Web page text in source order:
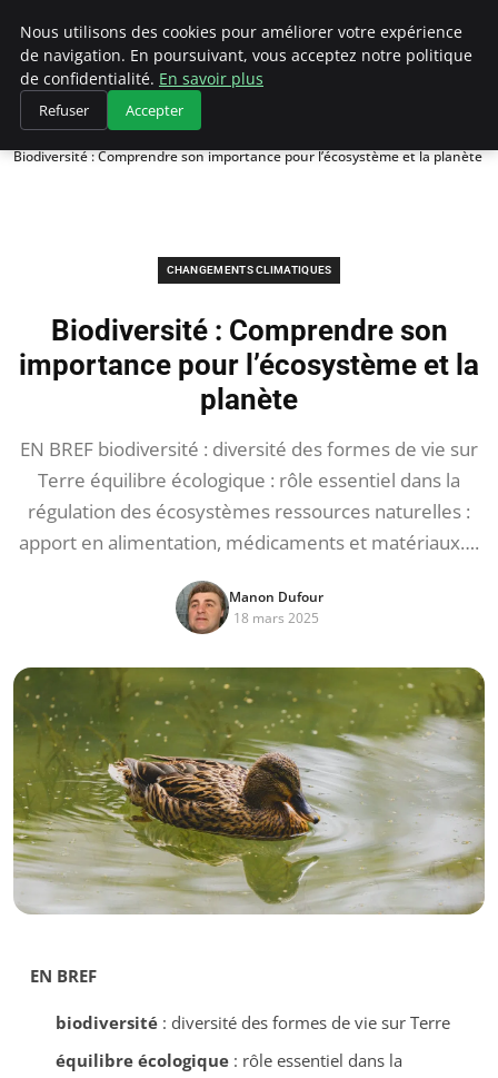
Climategatecountryclub.com
Accueil
Changements climatiques
Biodiversité : Comprendre son importance pour l’écosystème et la planète
CHANGEMENTS CLIMATIQUES
Biodiversité : Comprendre son
importance pour l’écosystème et la
planète
EN BREF biodiversité : diversité des formes de vie sur
Terre équilibre écologique : rôle essentiel dans la
régulation des écosystèmes ressources naturelles :
apport en alimentation, médicaments et matériaux….
Manon Dufour
18 mars 2025
EN BREF
biodiversité: diversité des formes de vie sur Terre
équilibre écologique: rôle essentiel dans la
Nous utilisons des cookies pour améliorer votre expérience
de navigation. En poursuivant, vous acceptez notre politique
de confidentialité. En savoir plus
Refuser Accepter